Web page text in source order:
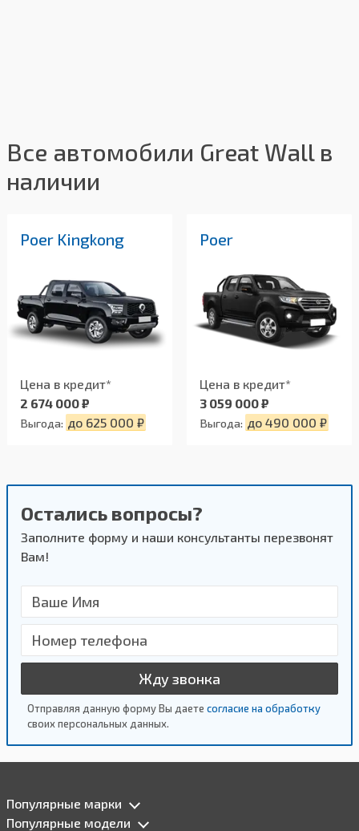
Все автомобили Great Wall в
наличии
Poer Kingkong
Цена в кредит*
2 674 000 ₽
Выгода: до 625 000 ₽
Poer
Цена в кредит*
3 059 000 ₽
Выгода: до 490 000 ₽
Остались вопросы?
Заполните форму и наши консультанты перезвонят
Вам!
Жду звонка
Отправляя данную форму Вы даете согласие на обработку
своих персональных данных.
Популярные марки
Популярные модели